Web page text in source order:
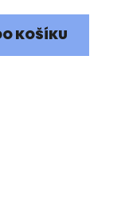
KOŠÍKU